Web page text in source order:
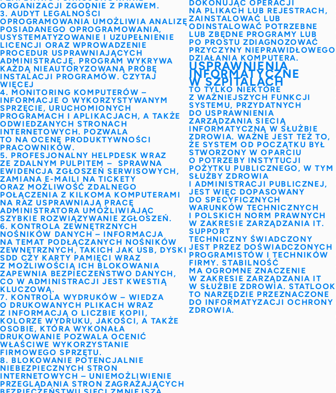
ORGANIZACJI ZGODNIE Z PRAWEM.
3. AUDYT LEGALNOŚCI
OPROGRAMOWANIA UMOŻLIWIA ANALIZĘ
POSIADANEGO OPROGRAMOWANIA,
USYSTEMATYZOWANIE I UZUPEŁNIENIE
LICENCJI ORAZ WPROWADZENIE
PROCEDUR USPRAWNIAJĄCYCH
ADMINISTRACJĘ. PROGRAM WYKRYWA
KAŻDĄ NIEAUTORYZOWANĄ PRÓBĘ
INSTALACJI PROGRAMÓW. CZYTAJ
WIĘCEJ
4. MONITORING KOMPUTERÓW –
INFORMACJE O WYKORZYSTYWANYM
SPRZĘCIE, URUCHOMIONYCH
PROGRAMACH I APLIKACJACH, A TAKŻE
ODWIEDZANYCH STRONACH
INTERNETOWYCH. POZWALA
TO NA OCENĘ PRODUKTYWNOŚCI
PRACOWNIKÓW.
5. PROFESJONALNY HELPDESK WRAZ
ZE ZDALNYM PULPITEM – SPRAWNA
EWIDENCJA ZGŁOSZEŃ SERWISOWYCH,
ZAMIANA E-MAILI NA TICKETY
ORAZ MOŻLIWOŚĆ ZDALNEGO
POŁĄCZENIA Z KILKOMA KOMPUTERAMI
NA RAZ USPRAWNIAJĄ PRACĘ
ADMINISTRATORA UMOŻLIWIAJĄC
SZYBKIE ROZWIĄZYWANIE ZGŁOSZEŃ.
6. KONTROLA ZEWNĘTRZNYCH
NOŚNIKÓW DANYCH – INFORMACJA
NA TEMAT PODŁĄCZANYCH NOŚNIKÓW
ZEWNĘTRZNYCH, TAKICH JAK USB, DYSKI
SDD CZY KARTY PAMIĘCI WRAZ
Z MOŻLIWOŚCIĄ ICH BLOKOWANIA
ZAPEWNIA BEZPIECZEŃSTWO DANYCH,
CO W ADMINISTRACJI JEST KWESTIĄ
KLUCZOWĄ.
7. KONTROLA WYDRUKÓW – WIEDZA
O DRUKOWANYCH PLIKACH WRAZ
Z INFORMACJĄ O LICZBIE KOPII,
KOLORZE WYDRUKU, JAKOŚCI, A TAKŻE
OSOBIE, KTÓRA WYKONAŁA
DRUKOWANIE POZWALA OCENIĆ
WŁAŚCIWE WYKORZYSTANIE
FIRMOWEGO SPRZĘTU.
8. BLOKOWANIE POTENCJALNIE
NIEBEZPIECZNYCH STRON
INTERNETOWYCH – UNIEMOŻLIWIENIE
PRZEGLĄDANIA STRON ZAGRAŻAJĄCYCH
DOKONUJĄC OPERACJI
NA PLIKACH LUB REJESTRACH,
ZAINSTALOWAĆ LUB
ODINSTALOWAĆ POTRZEBNE
LUB ZBĘDNE PROGRAMY LUB
PO PROSTU ZDIAGNOZOWAĆ
PRZYCZYNY NIEPRAWIDŁOWEGO
DZIAŁANIA KOMPUTERA.
USPRAWNIENIA
INFORMATYCZNE
W SZPITALACH
TO TYLKO NIEKTÓRE
Z WAŻNIEJSZYCH FUNKCJI
SYSTEMU, PRZYDATNYCH
DO USPRAWNIENIA
ZARZĄDZANIA SIECIĄ
INFORMATYCZNĄ W SŁUŻBIE
ZDROWIA. WAŻNE JEST TEŻ TO,
ŻE SYSTEM OD POCZĄTKU BYŁ
STWORZONY W OPARCIU
O POTRZEBY INSTYTUCJI
POŻYTKU PUBLICZNEGO, W TYM
SŁUŻBY ZDROWIA
I ADMINISTRACJI PUBLICZNEJ,
JEST WIĘC DOPASOWANY
DO SPECYFICZNYCH
WARUNKÓW TECHNICZNYCH
I POLSKICH NORM PRAWNYCH
W ZAKRESIE ZARZĄDZANIA IT.
SUPPORT
TECHNICZNY ŚWIADCZONY
JEST PRZEZ DOŚWIADCZONYCH
PROGRAMISTÓW I TECHNIKÓW
FIRMY. STABILNOŚĆ
MA OGROMNE ZNACZENIE
W ZAKRESIE ZARZĄDZANIA IT
W SŁUŻBIE ZDROWIA. STATLOOK
TO NARZĘDZIE PRZEZNACZONE
DO INFORMATYZACJI OCHRONY
ZDROWIA.